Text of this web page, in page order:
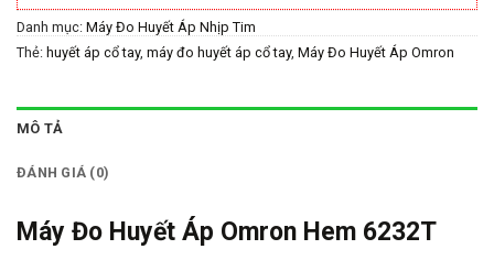
Danh mục: Máy Đo Huyết Áp Nhịp Tim
Thẻ: huyết áp cổ tay, máy đo huyết áp cổ tay, Máy Đo Huyết Áp Omron
MÔ TẢ
ĐÁNH GIÁ (0)
Máy Đo Huyết Áp Omron Hem 6232T